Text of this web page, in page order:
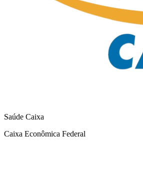
Saúde Caixa
Caixa Econômica Federal